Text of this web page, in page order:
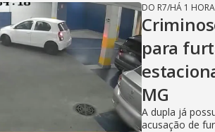
DO R7/HÁ 1 HORA
para
MG
A dupla já
acusação de